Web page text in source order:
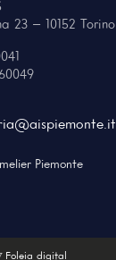
23 – 10152 Torino
Piemonte
Foleia digital